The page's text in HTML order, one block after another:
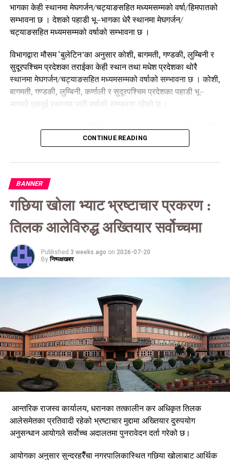
भागका केही स्थानमा मेघगर्जन/चट्याङसहित मध्यमसम्मको वर्षा/हिमपातको
सम्भावना छ । देशको पहाडी भू–भागका धेरै स्थानमा मेघगर्जन/
चट्याङसहित मध्यमसम्मको वर्षाको सम्भावना छ ।
विभागद्वारा मौसम ‘बुलेटिन’का अनुसार कोशी, बागमती, गण्डकी, लुम्बिनी र
सुदूरपश्चिम प्रदेशका तराईका केही स्थान तथा मधेश प्रदेशका थोरै
स्थानमा मेघगर्जन/चट्याङसहित मध्यमसम्मको वर्षाको सम्भावना छ । कोशी,
बागमती, गण्डकी, लुम्बिनी, कर्णाली र सुदूरपश्चिम प्रदेशका पहाडी भू–
भागको एकदुई स्थानमा भारी वर्षाको सम्भावना रहेको छ ।
बागमती र गण्डकी प्रदेशका हिमाली भू–भागका केही स्थानमा तथा लुम्बिनी,
चट्याङसहित मध्यमसम्मको वर्षा/हिमपातको सम्भावना छ ।
कोशी, बागमती, गण्डकी र लुम्बिनी प्रदेशका पहाडी र तराई भू–भागका केही
स्थानमा, मधेस प्रदेश तथा कर्णाली पहाडी भू–भागका र सुदूरपश्चिम
प्रदेशका पहाडी र तराई भू–भागका थोरै स्थानमा मेघगर्जन/चट्याङसहित
मध्यमसम्मको वर्षाको सम्भावना रहेको महाशाखाले जनाएको छ । कोशी,
बागमती र गण्डकी प्रदेशका पहाडी र तराई भू–भागका एकदुई स्थानमा भारी
वर्षाको सम्भावना रहेको छ ।
CONTINUE READING
BANNER
गछिया खोला भ्याट भ्रष्टाचार प्रकरण :
तिलक आलेविरुद्ध अख्तियार सर्वोच्चमा
Published 3 weeks ago on 2026-07-20
By निष्पक्षखबर
आन्तरिक राजस्व कार्यालय, धरानका तत्कालीन कर अधिकृत तिलक
आलेसमेतका प्रतिवादी रहेको भ्रष्टाचार मुद्दामा अख्तियार दुरुपयोग
अनुसन्धान आयोगले सर्वोच्च अदालतमा पुनरावेदन दर्ता गरेको छ।
आयोगका अनुसार सुन्दरहरैँचा नगरपालिकास्थित गछिया खोलाबाट आर्थिक